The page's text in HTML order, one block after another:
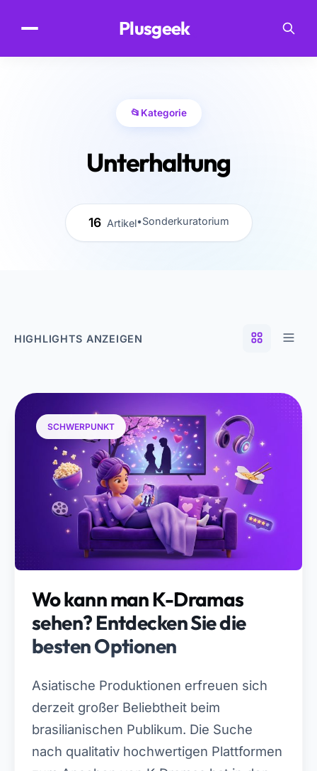
Plusgeek
📂 Kategorie
Unterhaltung
16 Artikel•Sonderkuratorium
HIGHLIGHTS ANZEIGEN
SCHWERPUNKT
Wo kann man K-Dramas
sehen? Entdecken Sie die
besten Optionen
Asiatische Produktionen erfreuen sich
derzeit großer Beliebtheit beim
brasilianischen Publikum. Die Suche
nach qualitativ hochwertigen Plattformen